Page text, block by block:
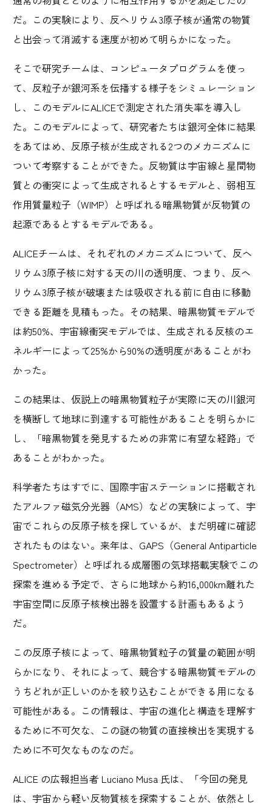
だ。この実験により、反ヘリウム3原子核が通常の物質
と出会って消滅する速度が初めて明らかになった。
そこで研究チームは、コンピュータプログラムを使っ
て、反粒子が銀河系を伝播する様子をシミュレーション
し、このモデルにALICEで測定された消失率を導入し
た。このモデルによって、研究者たちは銀河全体に結果
をあてはめ、反原子核が生成される2つのメカニズムに
ついて考察することができた。反物質は宇宙線と星間物
質との衝突によって生成されるとするモデルと、弱相互
作用質量粒子（WIMP）と呼ばれる暗黒物質が反物質の
起源であるとするモデルである。
ALICEチームは、それぞれのメカニズムについて、反ヘ
リウム3原子核に対する天の川の透明度、つまり、反ヘ
リウム3原子核が破壊または吸収される前に自由に移動
できる距離を見積もった。その結果、暗黒物質モデルで
は約50%、宇宙線衝突モデルでは、生成される反核のエ
ネルギーによって25%から90%の透明度があることがわ
かった。
この結果は、仮説上の暗黒物質粒子が実際に天の川銀河
を横断して地球に到達する可能性があることを明らかに
し、「暗黒物質を発見するための非常に有望な経路」で
あることがわかった。
科学者たちはすでに、国際宇宙ステーションに搭載され
たアルファ磁気分光器（AMS）などの実験によって、宇
宙でこれらの反原子核を探しているが、まだ明確に確認
されたものはない。来年は、GAPS（General Antiparticle
Spectrometer）と呼ばれる成層圏の気球搭載実験でこの
探索を進める予定で、さらに地球から約16,000km離れた
宇宙空間に反原子核検出器を設置する計画もあるよう
だ。
この反原子核によって、暗黒物質粒子の質量の範囲が明
らかになり、それによって、競合する暗黒物質モデルの
うちどれが正しいのかを絞り込むことができる用になる
可能性がある。この情報は、宇宙の進化と構造を理解す
るために不可欠な、この謎の物質の直接検出を実現する
ために不可欠なものなのだ。
ALICE の広報担当者 Luciano Musa 氏は、「今回の発見
は、宇宙から軽い反物質核を探索することが、依然とし